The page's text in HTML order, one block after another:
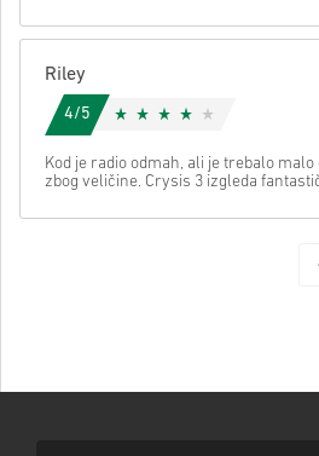
Riley
4/5
Kod je radio odmah, ali je trebalo
zbog veličine. Crysis 3 izgleda